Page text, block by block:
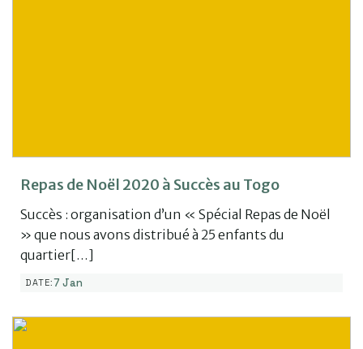
Repas de Noël 2020 à Succès au Togo
Succès : organisation d’un « Spécial Repas de Noël
» que nous avons distribué à 25 enfants du
quartier[…]
DATE:7 Jan